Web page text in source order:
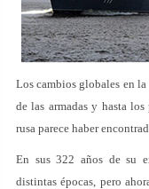
Los cambios globales en
de las armadas y hasta
rusa parece haber
En sus 322 años de su
distintas épocas, pero